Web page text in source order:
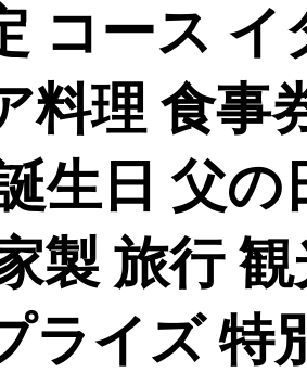
コース イ
料理 食事
生日 父の
製 旅行
ライズ 特